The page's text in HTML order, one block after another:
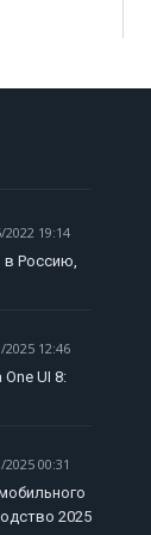
2022 19:14
в Россию,
2025 12:46
UI 8:
2025 00:31
2025